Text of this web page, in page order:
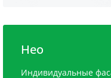
Нео
Индивидуальные